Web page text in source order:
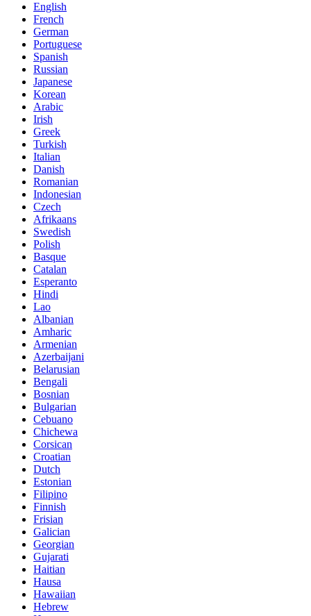
English
French
German
Portuguese
Spanish
Russian
Japanese
Korean
Arabic
Irish
Greek
Turkish
Italian
Danish
Romanian
Indonesian
Czech
Afrikaans
Swedish
Polish
Basque
Catalan
Esperanto
Hindi
Lao
Albanian
Amharic
Armenian
Azerbaijani
Belarusian
Bengali
Bosnian
Bulgarian
Cebuano
Chichewa
Corsican
Croatian
Dutch
Estonian
Filipino
Finnish
Frisian
Galician
Georgian
Gujarati
Haitian
Hausa
Hawaiian
Hebrew